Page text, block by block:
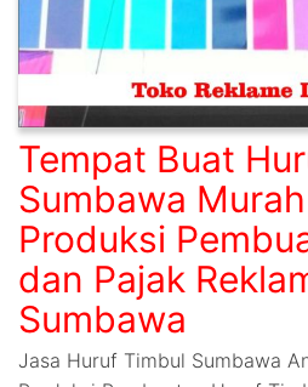
Tempat Buat
Sumbawa
Produksi
dan Pajak
Sumbawa
Jasa Huruf Timbul Sumbawa